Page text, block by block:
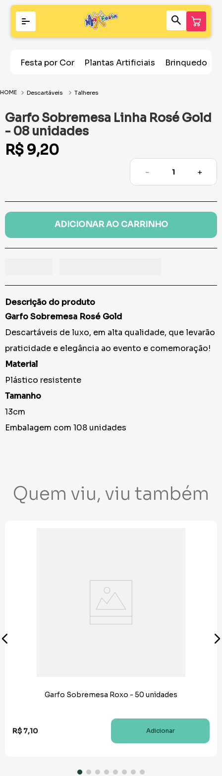
Festa por Cor Plantas Artificiais Brinquedos
Descartáveis Talheres
Garfo Sobremesa Linha Rosé Gold
- 08 unidades
R$ 9,20
＋
－
ADICIONAR AO CARRINHO
Descrição do produto
Garfo Sobremesa Rosé Gold
Descartáveis de luxo, em alta qualidade, que levarão
praticidade e elegância ao evento e comemoração!
Material
Plástico resistente
Tamanho
13cm
Embalagem com 108 unidades
Quem viu, viu também
Garfo Sobremesa Roxo - 50 unidades
R$ 7,10 Adicionar